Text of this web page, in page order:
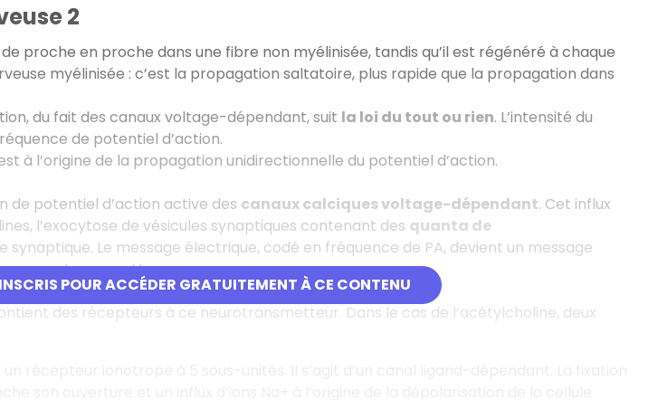
POUR ACCÉDER GRATUITEMENT À CE CONTENU
2
proche en proche dans une fibre non myélinisée, tandis qu’il est régénéré à chaque
myélinisée : c’est la propagation saltatoire, plus rapide que la propagation dans
du fait des canaux voltage-dépendant, suit la loi du tout ou rien. L’intensité du
de potentiel d’action.
à l’origine de la propagation unidirectionnelle du potentiel d’action.
de potentiel d’action active des canaux calciques voltage-dépendant. Cet influx
l’exocytose de vésicules synaptiques contenant des quanta de
synaptique. Le message électrique, codé en fréquence de PA, devient un message
neurotransmetteur.
des récepteurs à ce neurotransmetteur. Dans le cas de l’acétylcholine, deux